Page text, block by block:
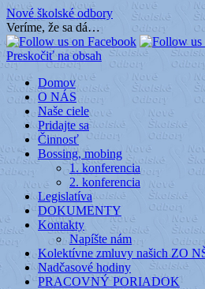
Nové školské odbory
Veríme, že sa dá…
Preskočiť na obsah
Domov
O NÁS
Naše ciele
Pridajte sa
Činnosť
Bossing, mobing
1. konferencia
2. konferencia
Legislatíva
DOKUMENTY
Kontakty
Napíšte nám
Kolektívne zmluvy našich ZO
Nadčasové hodiny
PRACOVNÝ PORIADOK